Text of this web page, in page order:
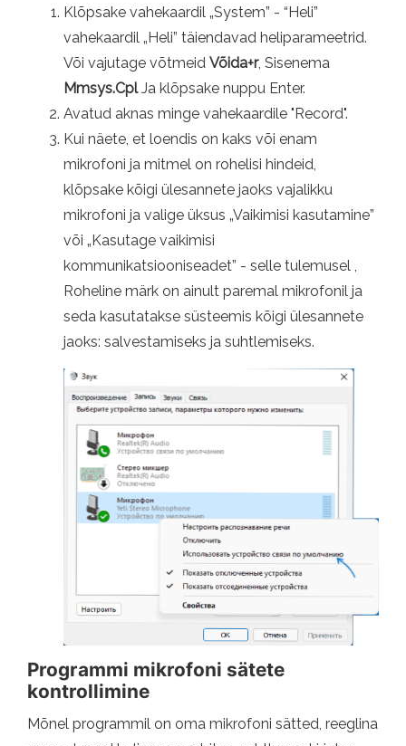
Klõpsake vahekaardil „System” - “Heli”
vahekaardil „Heli” täiendavad heliparameetrid.
Või vajutage võtmeid Võida+r, Sisenema
Mmsys.CplJa klõpsake nuppu Enter.
Avatud aknas minge vahekaardile "Record".
Kui näete, et loendis on kaks või enam
mikrofoni ja mitmel on rohelisi hindeid,
klõpsake kõigi ülesannete jaoks vajalikku
mikrofoni ja valige üksus „Vaikimisi kasutamine”
või „Kasutage vaikimisi
kommunikatsiooniseadet” - selle tulemusel ,
Roheline märk on ainult paremal mikrofonil ja
seda kasutatakse süsteemis kõigi ülesannete
jaoks: salvestamiseks ja suhtlemiseks.
Programmi mikrofoni sätete
kontrollimine
Mõnel programmil on oma mikrofoni sätted, reeglina